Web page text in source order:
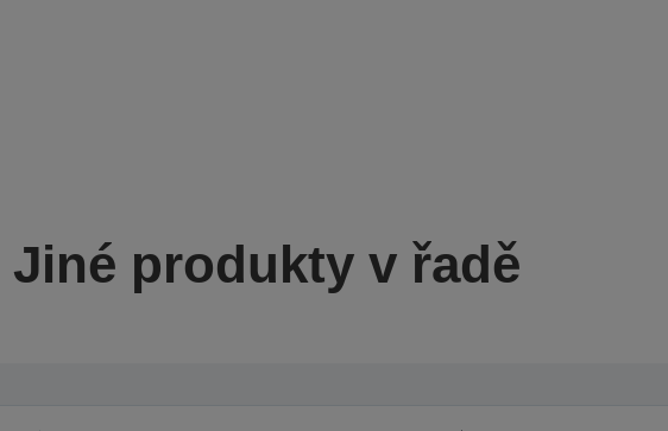
Jiné produkty v řadě